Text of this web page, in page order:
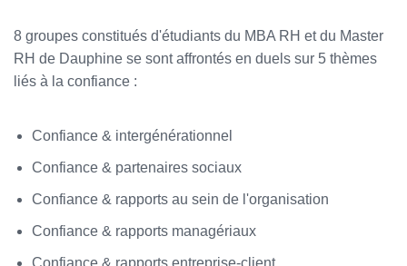
8 groupes constitués d'étudiants du MBA RH et du Master
RH de Dauphine se sont affrontés en duels sur 5 thèmes
liés à la confiance :
Confiance & intergénérationnel
Confiance & partenaires sociaux
Confiance & rapports au sein de l'organisation
Confiance & rapports managériaux
Confiance & rapports entreprise-client